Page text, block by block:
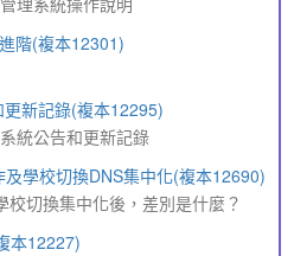
階(複本12301)
新記錄(複本12295)
統公告和更新記錄
學校切換DNS集中化(複本12690)
切換集中化後，差別是什麼？
本12227)